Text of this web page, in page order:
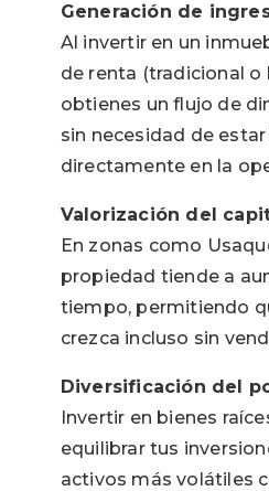
Generación de
Al invertir en un
de renta (tradicional o
obtienes un flujo de
sin necesidad de
directamente en la
Valorización del
En zonas como
propiedad tiende a
tiempo, permitiendo
crezca incluso sin
Diversificación del
Invertir en bienes
equilibrar tus
activos más volátiles